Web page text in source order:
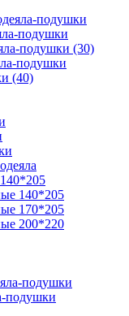
подушки
подушки
подушки (30)
подушки
(40)
140*205
170*205
200*220
подушки
подушки